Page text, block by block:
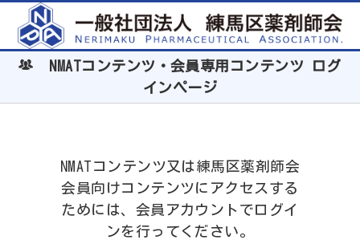
NMATコンテンツ・会員専用コンテンツ ログ
インページ
NMATコンテンツ又は練馬区薬剤師会
会員向けコンテンツにアクセスする
ためには、会員アカウントでログイ
ンを行ってください。